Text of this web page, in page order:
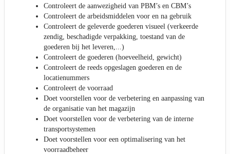
Controleert de aanwezigheid van PBM’s en CBM’s
Controleert de arbeidsmiddelen voor en na gebruik
Controleert de geleverde goederen visueel (verkeerde
zendig, beschadigde verpakking, toestand van de
goederen bij het leveren,...)
Controleert de goederen (hoeveelheid, gewicht)
Controleert de reeds opgeslagen goederen en de
locatienummers
Controleert de voorraad
Doet voorstellen voor de verbetering en aanpassing van
de organisatie van het magazijn
Doet voorstellen voor de verbetering van de interne
transportsystemen
Doet voorstellen voor een optimalisering van het
voorraadbeheer